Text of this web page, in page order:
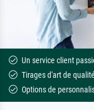
Un service client
Tirages d'art de
Options de